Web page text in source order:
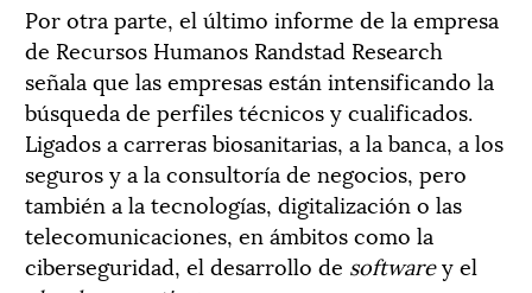
Por otra parte, el último informe de la empresa
de Recursos Humanos Randstad Research
señala que las empresas están intensificando la
búsqueda de perfiles técnicos y cualificados.
Ligados a carreras biosanitarias, a la banca, a los
seguros y a la consultoría de negocios, pero
también a la tecnologías, digitalización o las
telecomunicaciones, en ámbitos como la
ciberseguridad, el desarrollo de softwarey el